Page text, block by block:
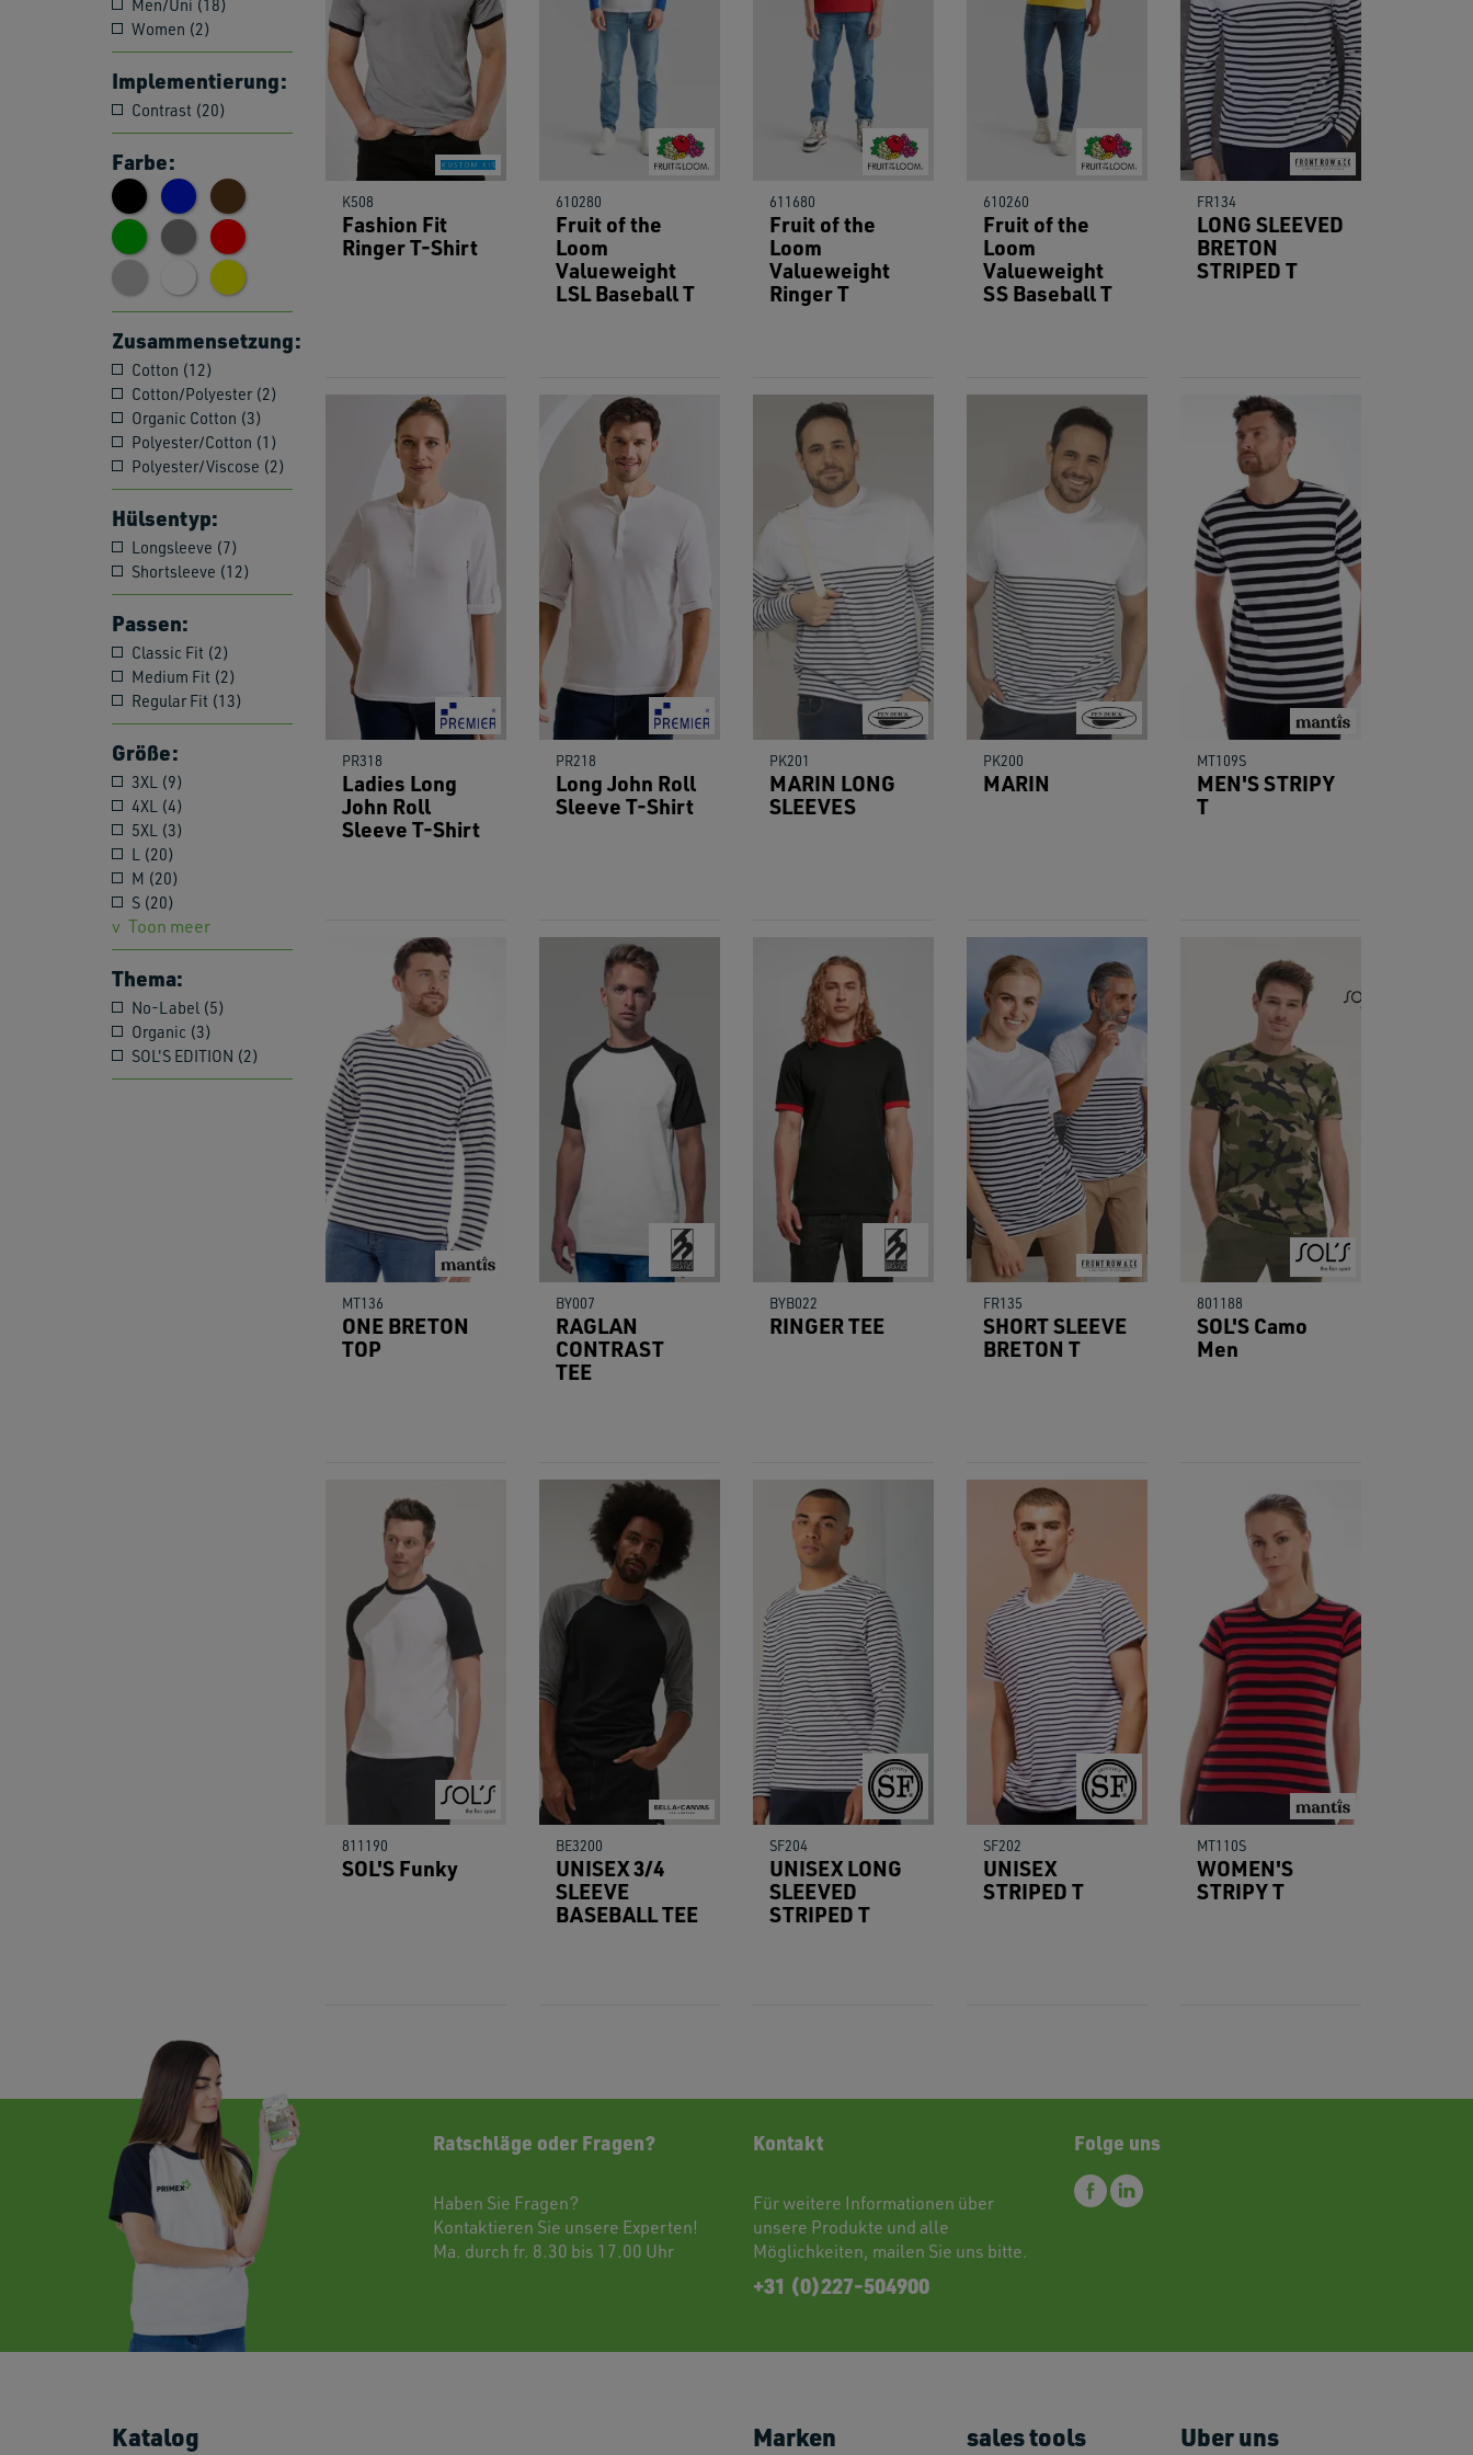
Men/Uni (18)
Women (2)
Implementierung:
Contrast (20)
Farbe:
Zusammensetzung:
Cotton (12)
Cotton/Polyester (2)
Organic Cotton (3)
Polyester/Cotton (1)
Polyester/Viscose (2)
Hülsentyp:
Longsleeve (7)
Shortsleeve (12)
Passen:
Classic Fit (2)
Medium Fit (2)
Regular Fit (13)
Größe:
3XL (9)
4XL (4)
5XL (3)
L (20)
M (20)
S (20)
Toon meer
Thema:
No-Label (5)
Organic (3)
SOL'S EDITION (2)
K508
Fashion Fit
Ringer T-Shirt
610280
Fruit of the
Loom
Valueweight
LSL Baseball T
611680
Fruit of the
Loom
Valueweight
Ringer T
610260
Fruit of the
Loom
Valueweight
SS Baseball T
FR134
LONG SLEEVED
BRETON
STRIPED T
PR318
Ladies Long
John Roll
Sleeve T-Shirt
PR218
Long John Roll
Sleeve T-Shirt
PK201
MARIN LONG
SLEEVES
PK200
MARIN
MT109S
MEN'S STRIPY
T
MT136
ONE BRETON
TOP
BY007
RAGLAN
CONTRAST
TEE
BYB022
RINGER TEE
FR135
SHORT SLEEVE
BRETON T
801188
SOL'S Camo
Men
811190
SOL'S Funky
BE3200
UNISEX 3/4
SLEEVE
BASEBALL TEE
SF204
UNISEX LONG
SLEEVED
STRIPED T
SF202
UNISEX
STRIPED T
MT110S
WOMEN'S
STRIPY T
Kontakt
Für weitere Informationen über
unsere Produkte und alle
Möglichkeiten, mailen Sie uns bitte.
+31 (0)227-504900
Folge uns
Ratschläge oder Fragen?
Haben Sie Fragen?
Kontaktieren Sie unsere Experten!
Ma. durch fr. 8.30 bis 17.00 Uhr
Katalog Marken sales tools Uber uns